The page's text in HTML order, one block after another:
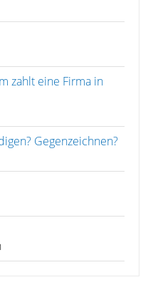
zahlt eine Firma in
Gegenzeichnen?